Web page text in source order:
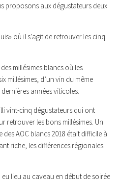
proposons aux dégustateurs deux
où il s’agit de retrouver les cinq
millésimes blancs où les
millésimes, d’un vin du même
années viticoles.
vint-cinq dégustateurs qui ont
retrouver les bons millésimes. Un
AOC blancs 2018 était difficile à
riche, les différences régionales
lieu au caveau en début de soirée